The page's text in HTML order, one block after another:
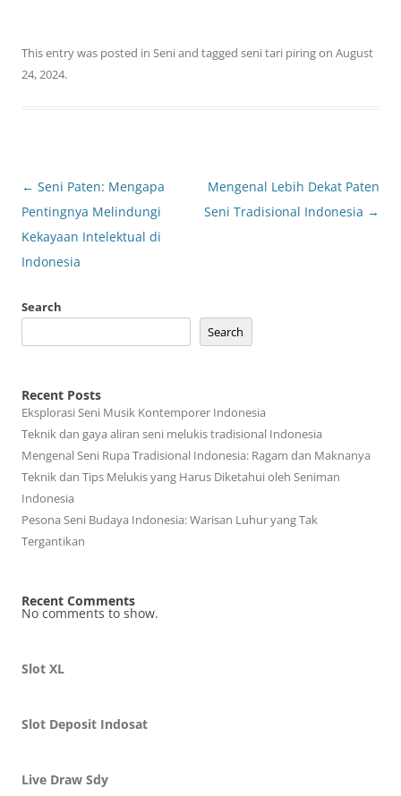
This entry was posted in Seniand tagged seni tari piringon August
24, 2024.
Post
navigation
← Seni Paten: Mengapa
Pentingnya Melindungi
Kekayaan Intelektual di
Indonesia
Mengenal Lebih Dekat Paten
Seni Tradisional Indonesia →
Search
Search
Recent Posts
Eksplorasi Seni Musik Kontemporer Indonesia
Teknik dan gaya aliran seni melukis tradisional Indonesia
Mengenal Seni Rupa Tradisional Indonesia: Ragam dan Maknanya
Teknik dan Tips Melukis yang Harus Diketahui oleh Seniman
Indonesia
Pesona Seni Budaya Indonesia: Warisan Luhur yang Tak
Tergantikan
Recent Comments
No comments to show.
Slot XL
Slot Deposit Indosat
Live Draw Sdy